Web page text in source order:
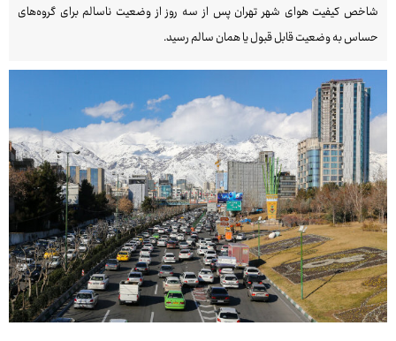
شاخص کیفیت هوای شهر تهران پس از سه روز از وضعیت ناسالم برای گروه‌های
حساس به وضعیت قابل قبول یا همان سالم رسید.